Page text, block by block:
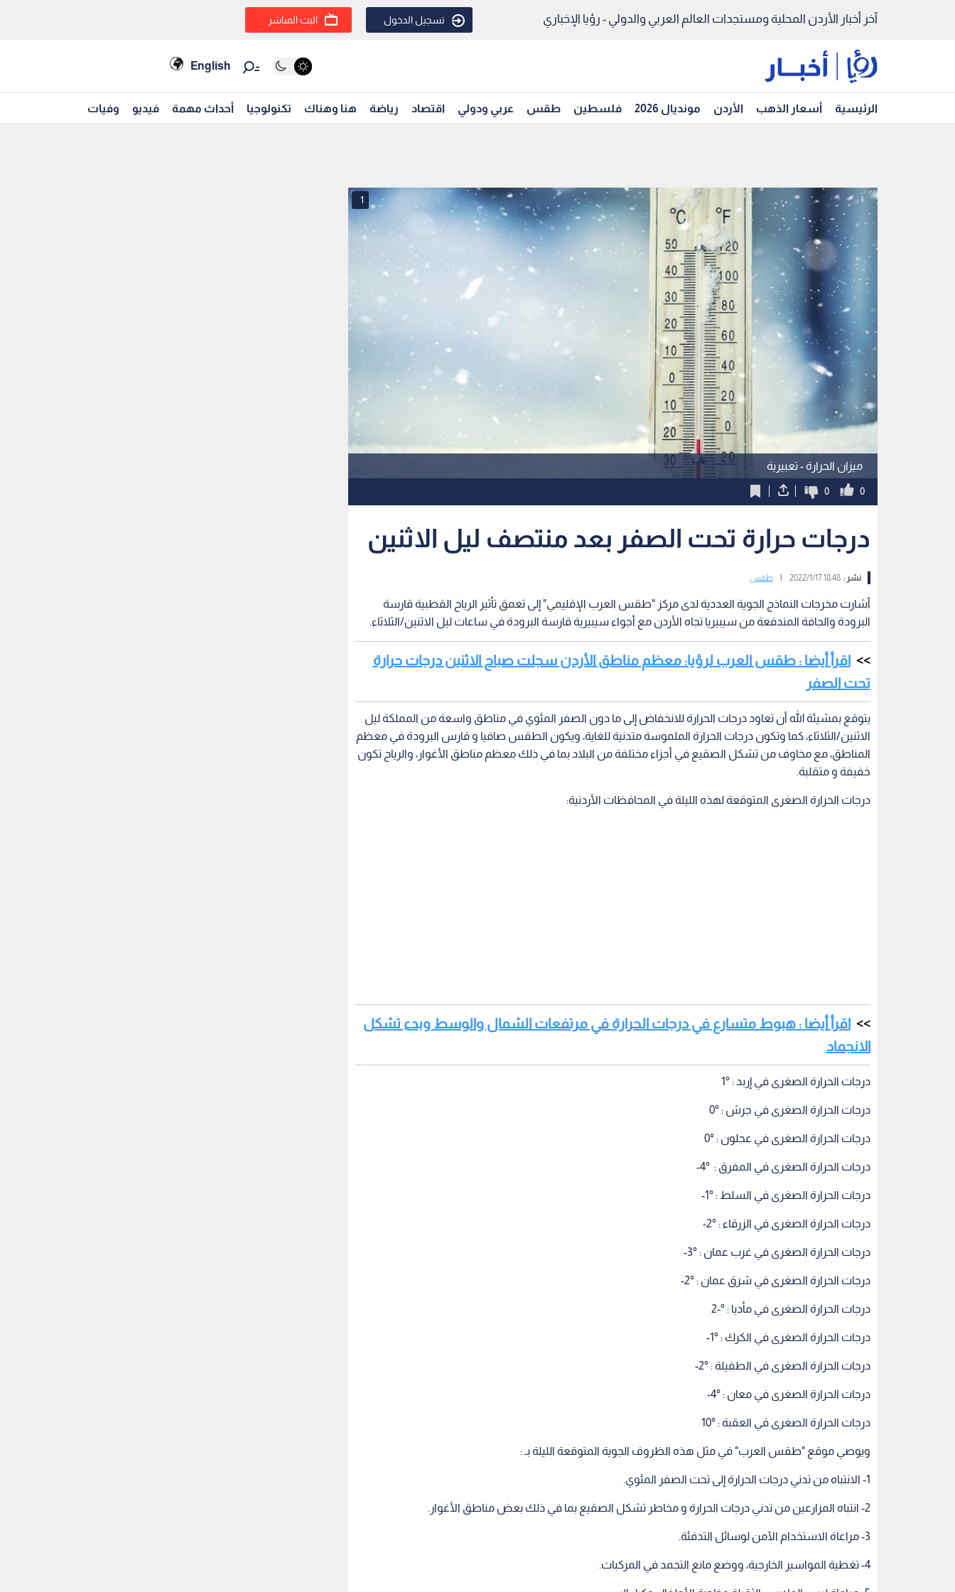
آخر أخبار الأردن المحلية ومستجدات العالم العربي والدولي - رؤيا الإخباري تسجيل الدخول البث المباشر
English
الرئيسية أسعار الذهب الأردن مونديال 2026 فلسطين طقس عربي ودولي اقتصاد رياضة هنا وهناك تكنولوجيا أحداث مهمة فيديو وفيات
ميزان الحرارة - تعبيرية
1
0
0
درجات حرارة تحت الصفر بعد منتصف ليل الاثنين
نشر :18:48 2022/1/17 طقس
أشارت مخرجات النماذج الجوية العددية لدى مركز "طقس العرب الإقليمي" إلى تعمق تأثير الرياح القطبية قارسة
البرودة والجافة المندفعة من سيبيريا تجاه الأردن مع أجواء سيبيرية قارسة البرودة في ساعات ليل الاثنين/الثلاثاء.
اقرأ أيضا : طقس العرب لرؤيا: معظم مناطق الأردن سجلت صباح الاثنين درجات حرارة
تحت الصفر
يتوقع بمشيئة الله أن تعاود درجات الحرارة للانخفاض إلى ما دون الصفر المئوي في مناطق واسعة من المملكة ليل
الاثنين/الثلاثاء، كما وتكون درجات الحرارة الملموسة متدنية للغاية، ويكون الطقس صافيا و قارس البرودة في معظم
المناطق، مع مخاوف من تشكل الصقيع في أجزاء مختلفة من البلاد بما في ذلك معظم مناطق الأغوار، والرياح تكون
خفيفة و متقلبة.
درجات الحرارة الصغرى المتوقعة لهذه الليلة في المحافظات الأردنية:
اقرأ أيضا : هبوط متسارع في درجات الحرارة في مرتفعات الشمال والوسط وبدء تشكل
الانجماد
درجات الحرارة الصغرى في إربد : °1
درجات الحرارة الصغرى في جرش : °0
درجات الحرارة الصغرى في عجلون : °0
درجات الحرارة الصغرى في المفرق : °4-
درجات الحرارة الصغرى في السلط : °1-
درجات الحرارة الصغرى في الزرقاء : °2-
درجات الحرارة الصغرى في غرب عمان : °3-
درجات الحرارة الصغرى في شرق عمان : °2-
درجات الحرارة الصغرى في مأدبا : °-2
درجات الحرارة الصغرى في الكرك : °1-
درجات الحرارة الصغرى في الطفيلة : °2-
درجات الحرارة الصغرى في معان : °4-
درجات الحرارة الصغرى في العقبة : °10
ويوصي موقع "طقس العرب" في مثل هذه الظروف الجوية المتوقعة الليلة بـ :
1- الانتباه من تدني درجات الحرارة إلى تحت الصفر المئوي.
2- انتباه المزارعين من تدني درجات الحرارة و مخاطر تشكل الصقيع بما في ذلك بعض مناطق الأغوار.
3- مراعاة الاستخدام الآمن لوسائل التدفئة.
4- تغطية المواسير الخارجية، ووضع مانع التجمد في المركبات.